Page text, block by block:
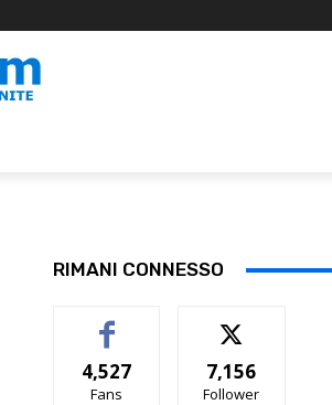
RIMANI CONNESSO
4,527
Fans
7,156
Follower